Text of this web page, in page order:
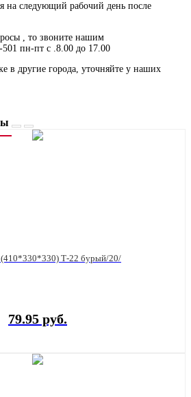
на следующий рабочий день после
, то звоните нашим
пн-пт с .8.00 до 17.00
в другие города, уточняйте у наших
Т-22 бурый/20/
79.95 руб.